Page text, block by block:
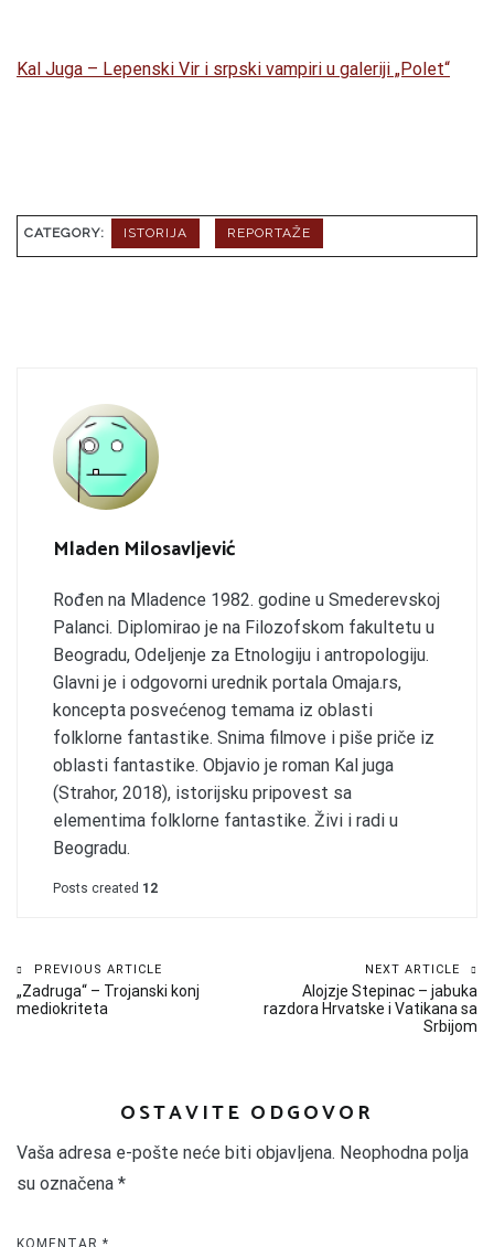
Kal Juga – Lepenski Vir i srpski vampiri u galeriji „Polet“
CATEGORY: ISTORIJA REPORTAŽE
Mladen Milosavljević
Rođen na Mladence 1982. godine u Smederevskoj
Palanci. Diplomirao je na Filozofskom fakultetu u
Beogradu, Odeljenje za Etnologiju i antropologiju.
Glavni je i odgovorni urednik portala Omaja.rs,
koncepta posvećenog temama iz oblasti
folklorne fantastike. Snima filmove i piše priče iz
oblasti fantastike. Objavio je roman Kal juga
(Strahor, 2018), istorijsku pripovest sa
elementima folklorne fantastike. Živi i radi u
Beogradu.
Posts created 12
Kretanje
članka
PREVIOUS ARTICLE
„Zadruga“ – Trojanski konj
mediokriteta
NEXT ARTICLE
Alojzje Stepinac – jabuka
razdora Hrvatske i Vatikana sa
Srbijom
OSTAVITE ODGOVOR
Vaša adresa e-pošte neće biti objavljena. Neophodna polja
su označena *
KOMENTAR *